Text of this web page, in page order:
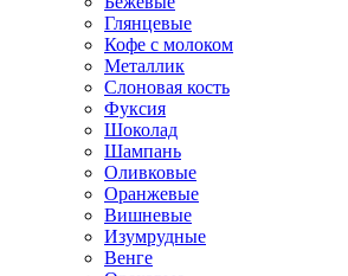
Глянцевые
Кофе с молоком
Металлик
Слоновая кость
Фуксия
Шоколад
Шампань
Оливковые
Оранжевые
Вишневые
Изумрудные
Венге